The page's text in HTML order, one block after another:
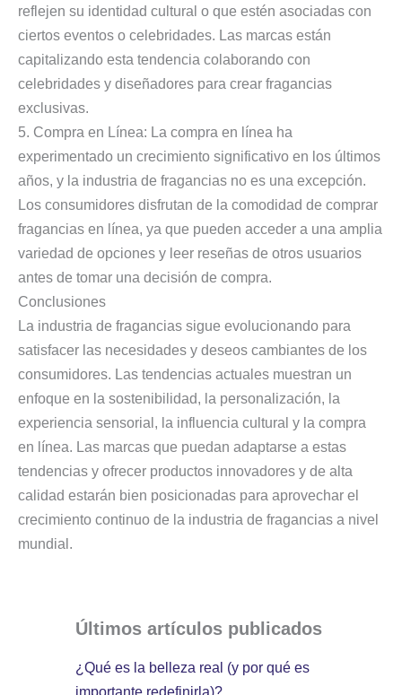
reflejen su identidad cultural o que estén asociadas con
ciertos eventos o celebridades. Las marcas están
capitalizando esta tendencia colaborando con
celebridades y diseñadores para crear fragancias
exclusivas.
5. Compra en Línea: La compra en línea ha
experimentado un crecimiento significativo en los últimos
años, y la industria de fragancias no es una excepción.
Los consumidores disfrutan de la comodidad de comprar
fragancias en línea, ya que pueden acceder a una amplia
variedad de opciones y leer reseñas de otros usuarios
antes de tomar una decisión de compra.
Conclusiones
La industria de fragancias sigue evolucionando para
satisfacer las necesidades y deseos cambiantes de los
consumidores. Las tendencias actuales muestran un
enfoque en la sostenibilidad, la personalización, la
experiencia sensorial, la influencia cultural y la compra
en línea. Las marcas que puedan adaptarse a estas
tendencias y ofrecer productos innovadores y de alta
calidad estarán bien posicionadas para aprovechar el
crecimiento continuo de la industria de fragancias a nivel
mundial.
Últimos artículos publicados
¿Qué es la belleza real (y por qué es